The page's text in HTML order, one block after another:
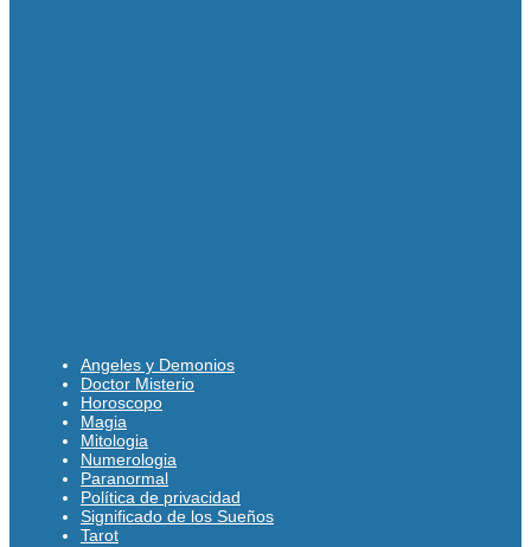
Angeles y Demonios
Doctor Misterio
Horoscopo
Magia
Mitologia
Numerologia
Paranormal
Política de privacidad
Significado de los Sueños
Tarot